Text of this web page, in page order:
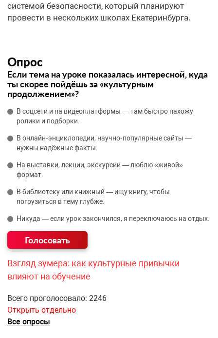
системой безопасности, который планируют
провести в нескольких школах Екатеринбурга.
Опрос
Если тема на уроке показалась интересной, куда
ты скорее пойдёшь за «культурным
продолжением»?
В соцсети и на видеоплатформы — там быстро нахожу
ролики и подборки.
В онлайн‑энциклопедии, научно‑популярные сайты —
нужны надёжные факты.
На выставки, лекции, экскурсии — люблю «живой»
формат.
В библиотеку или книжный — ищу книгу, чтобы
погрузиться в тему глубже.
Никуда — если урок закончился, я переключаюсь на отдых.
Взгляд зумера: как культурные привычки
влияют на обучение
Всего проголосовало: 2246
Открыть отдельно
Все опросы